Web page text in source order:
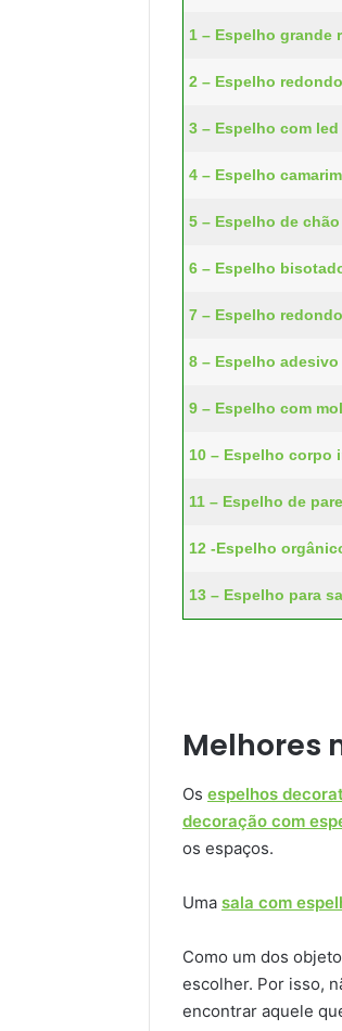
1 – Espelho grande
2 – Espelho
3 – Espelho com led
4 – Espelho
5 – Espelho de
6 – Espelho
7 – Espelho
8 – Espelho
9 – Espelho com
10 – Espelho corpo
11 – Espelho de
12 -Espelho
13 – Espelho para
Melhores
Os espelhos
decoração com
os espaços.
Uma sala com
Como um dos
escolher. Por isso,
encontrar aquele